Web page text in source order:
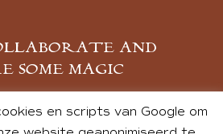
AND
SOME MAGIC
JE AAN
en scripts van Google om